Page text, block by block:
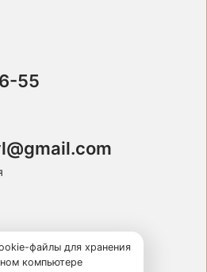
55
файлы для хранения
компьютере